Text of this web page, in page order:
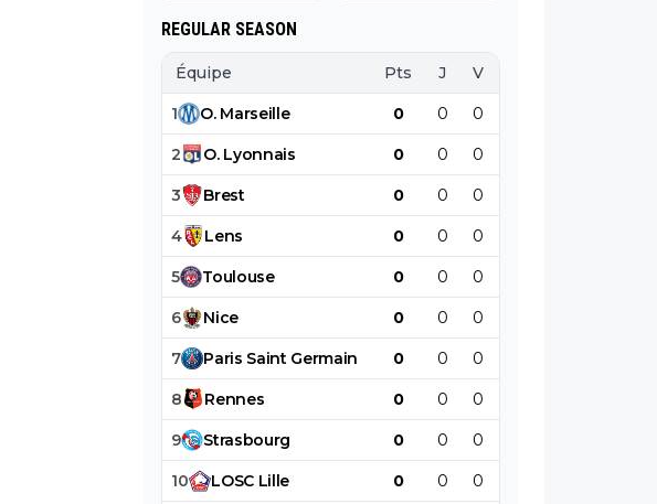
REGULAR SEASON
Équipe Pts J V
1 O. Marseille 0 0 0
2 O. Lyonnais 0 0 0
3 Brest 0 0 0
4 Lens 0 0 0
5 Toulouse 0 0 0
6 Nice 0 0 0
7 Paris Saint Germain 0 0 0
8 Rennes 0 0 0
9 Strasbourg 0 0 0
10 LOSC Lille 0 0 0